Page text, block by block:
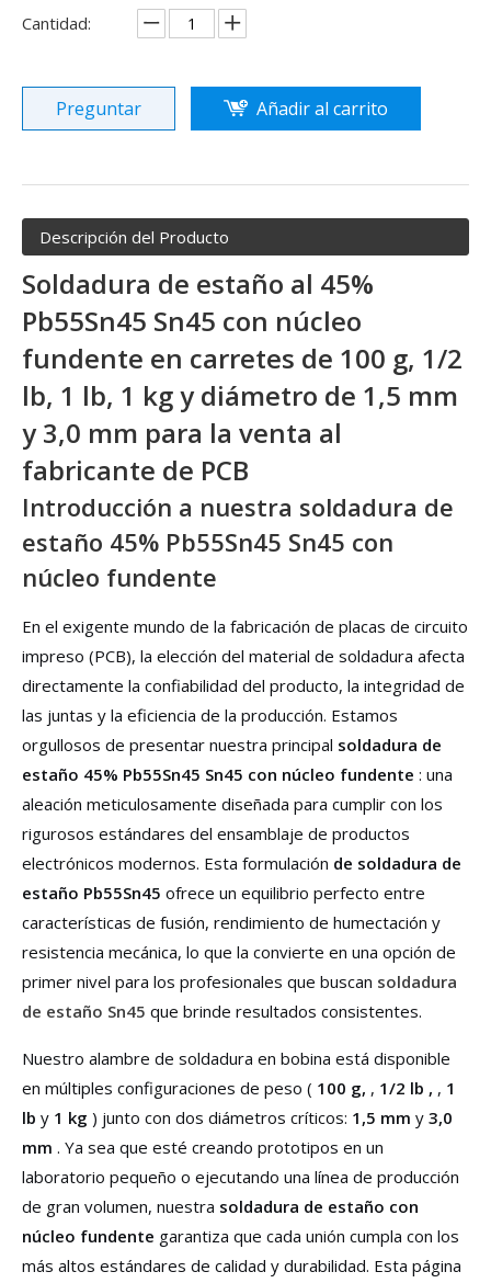
Cantidad:
Preguntar Añadir al carrito
Descripción del Producto
Soldadura de estaño al 45%
Pb55Sn45 Sn45 con núcleo
fundente en carretes de 100 g, 1/2
lb, 1 lb, 1 kg y diámetro de 1,5 mm
y 3,0 mm para la venta al
fabricante de PCB
Introducción a nuestra soldadura de
estaño 45% Pb55Sn45 Sn45 con
núcleo fundente
En el exigente mundo de la fabricación de placas de circuito
impreso (PCB), la elección del material de soldadura afecta
directamente la confiabilidad del producto, la integridad de
las juntas y la eficiencia de la producción. Estamos
orgullosos de presentar nuestra principal soldadura de
estaño 45% Pb55Sn45 Sn45 con núcleo fundente : una
aleación meticulosamente diseñada para cumplir con los
rigurosos estándares del ensamblaje de productos
electrónicos modernos. Esta formulación de soldadura de
estaño Pb55Sn45 ofrece un equilibrio perfecto entre
características de fusión, rendimiento de humectación y
resistencia mecánica, lo que la convierte en una opción de
primer nivel para los profesionales que buscan soldadura
de estaño Sn45 que brinde resultados consistentes.
Nuestro alambre de soldadura en bobina está disponible
en múltiples configuraciones de peso ( 100 g, , 1/2 lb , , 1
lb y 1 kg ) junto con dos diámetros críticos: 1,5 mm y 3,0
mm . Ya sea que esté creando prototipos en un
laboratorio pequeño o ejecutando una línea de producción
de gran volumen, nuestra soldadura de estaño con
núcleo fundente garantiza que cada unión cumpla con los
más altos estándares de calidad y durabilidad. Esta página